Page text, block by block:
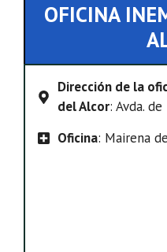
OFICINA
Dirección de la
del Alcor: Avda.
Oficina: Mairena